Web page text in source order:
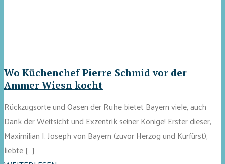
Wo Küchenchef Pierre Schmid vor der
Ammer Wiesn kocht
Rückzugsorte und Oasen der Ruhe bietet Bayern viele, auch
Dank der Weitsicht und Exzentrik seiner Könige! Erster dieser,
Maximilian I. Joseph von Bayern (zuvor Herzog und Kurfürst),
liebte […]